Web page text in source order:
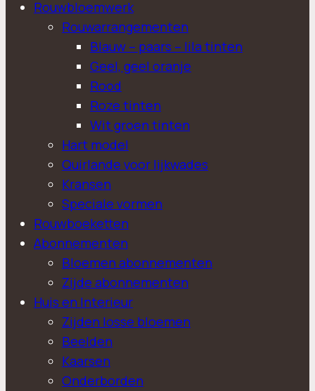
Rouwbloemwerk
Rouwarrangementen
Blauw – paars – lila tinten
Geel, geel oranje
Rood
Roze tinten
Wit groen tinten
Hart model
Quirlande voor lijkwades
Kransen
Speciale vormen
Rouwboeketten
Abonnementen
Bloemen abonnementen
Zijde abonnementen
Huis en Interieur
Zijden losse bloemen
Beelden
Kaarsen
Onderborden